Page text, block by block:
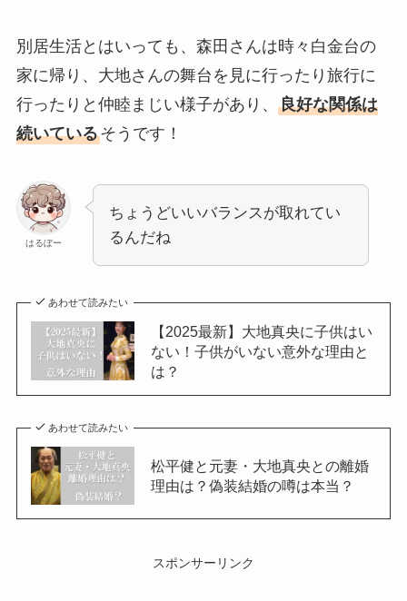
別居生活とはいっても、森田さんは時々白金台の
家に帰り、大地さんの舞台を見に行ったり旅行に
行ったりと仲睦まじい様子があり、 良好な関係は
続いているそうです！
はるぼー
ちょうどいいバランスが取れてい
るんだね
あわせて読みたい
【2025最新】大地真央に子供はい
ない！子供がいない意外な理由と
は？
あわせて読みたい
松平健と元妻・大地真央との離婚
理由は？偽装結婚の噂は本当？
スポンサーリンク